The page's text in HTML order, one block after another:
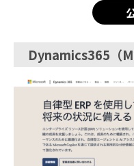
Dynamics365（